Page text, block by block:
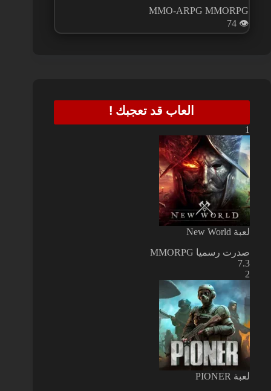
MMO-ARPG MMORPG
👁️
74
العاب قد تعجبك !
1
لعبة New World
صدرت رسميا MMORPG
7.3
2
لعبة PIONER